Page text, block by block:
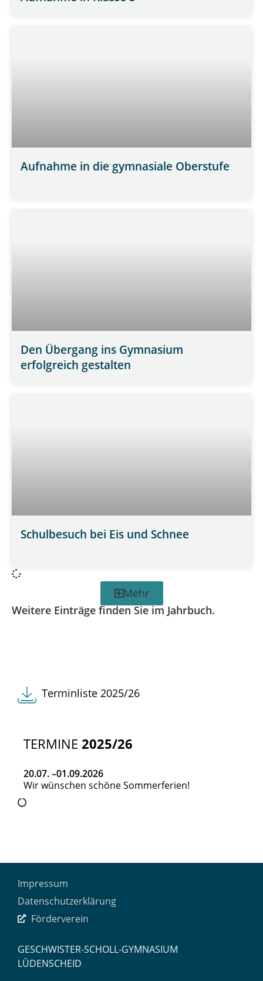
Aufnahme in die gymnasiale Oberstufe
Den Übergang ins Gymnasium
erfolgreich gestalten
Schulbesuch bei Eis und Schnee
Mehr
Weitere Einträge finden Sie im Jahrbuch.
Terminliste 2025/26
TERMINE 2025/26
20.07. –01.09.2026
Wir wünschen schöne Sommerferien!
Impressum
Datenschutzerklärung
Förderverein
GESCHWISTER-SCHOLL-GYMNASIUM
LÜDENSCHEID